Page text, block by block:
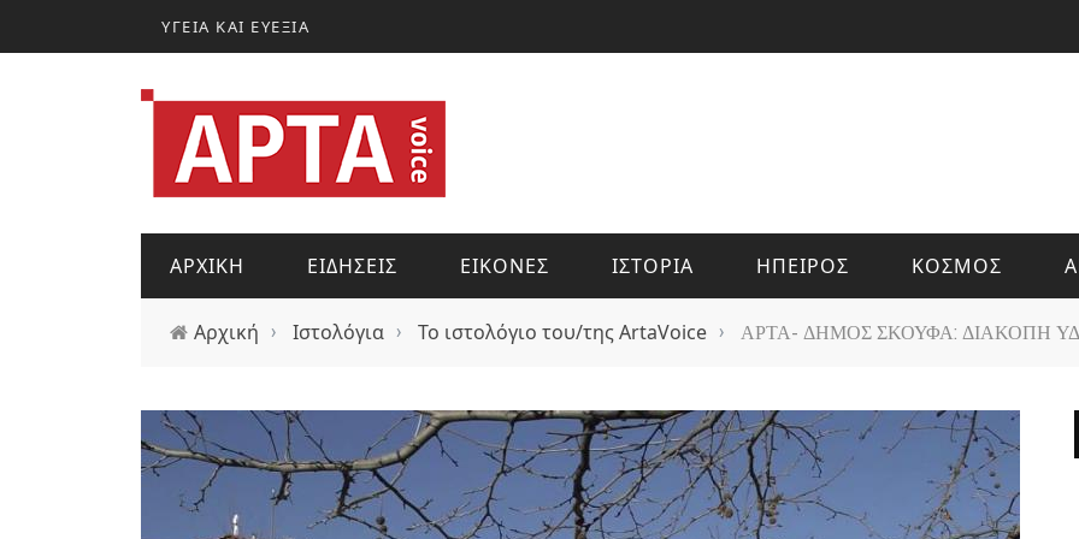
ΥΓΕΙΑ ΚΑΙ ΕΥΕΞΙΑ
ΑΡΧΙΚΗ ΕΙΔΗΣΕΙΣ ΕΙΚΟΝΕΣ ΙΣΤΟΡΙΑ ΗΠΕΙΡΟΣ ΚΟΣΜΟΣ
Αρχική › Ιστολόγια › Το ιστολόγιο του/της ArtaVoice › ΑΡΤΑ- ΔΗΜΟΣ ΣΚΟΥΦΑ: ΔΙΑΚΟΠΗ